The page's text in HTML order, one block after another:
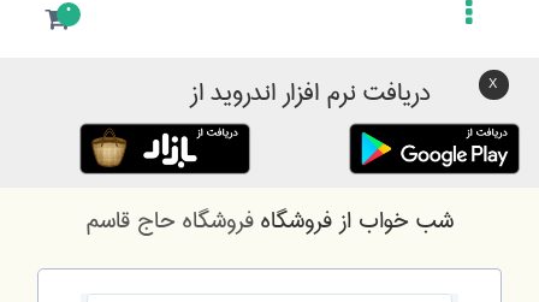
0
دریافت نرم افزار اندروید از
شب خواب از فروشگاهفروشگاه حاج قاسم